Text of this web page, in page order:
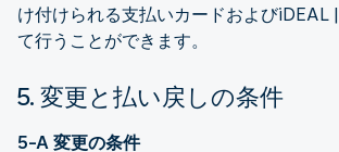
け付けられる支払いカードおよびiDEAL
て行うことができます。
5. 変更と払い戻しの条件
5-A 変更の条件